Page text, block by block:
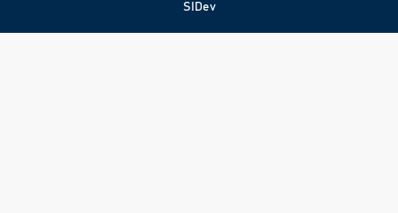
SIDev